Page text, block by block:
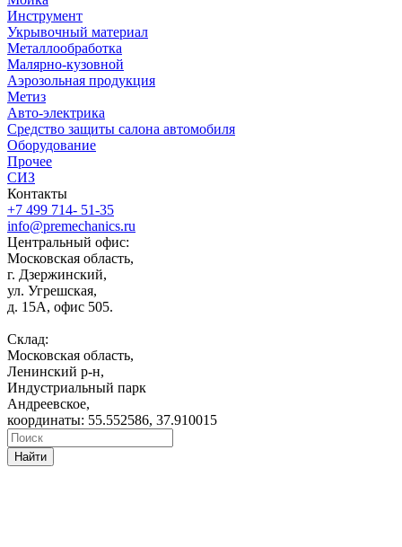
Инструмент
Укрывочный материал
Металлообработка
Малярно-кузовной
Аэрозольная продукция
Метиз
Авто-электрика
Средство защиты салона автомобиля
Оборудование
Прочее
СИЗ
Контакты
+7 499 714- 51-35
info@premechanics.ru
Центральный офис:
Московская область,
г. Дзержинский,
ул. Угрешская,
д. 15А, офис 505.
Склад:
Московская область,
Ленинский р-н,
Индустриальный парк
Андреевское,
координаты: 55.552586, 37.910015
Найти